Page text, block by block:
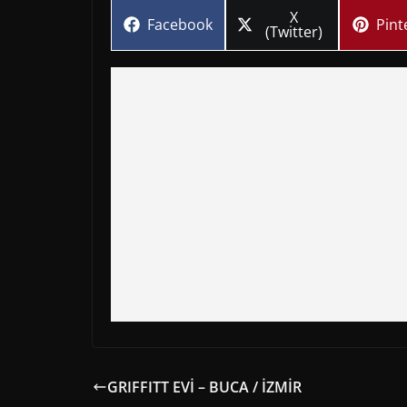
Share
Facebook Share
on
X
(Twitter)
GRIFFITT EVİ – BUCA / İZMİR